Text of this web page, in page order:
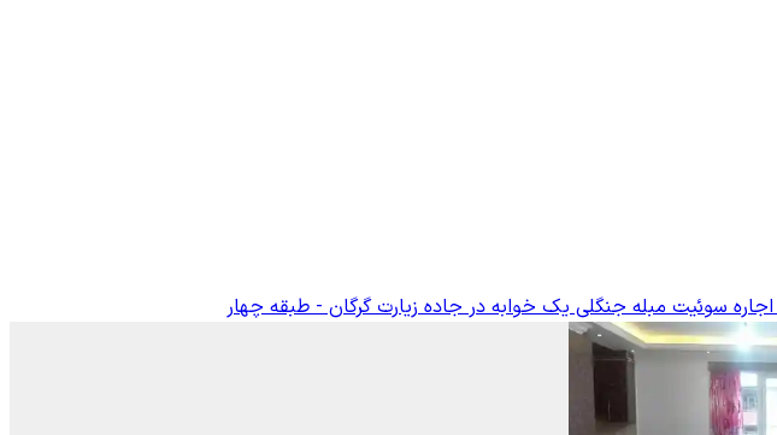
اجاره سوئیت مبله جنگلی یک خوابه در جاده زیارت گرگان - طبقه چهار